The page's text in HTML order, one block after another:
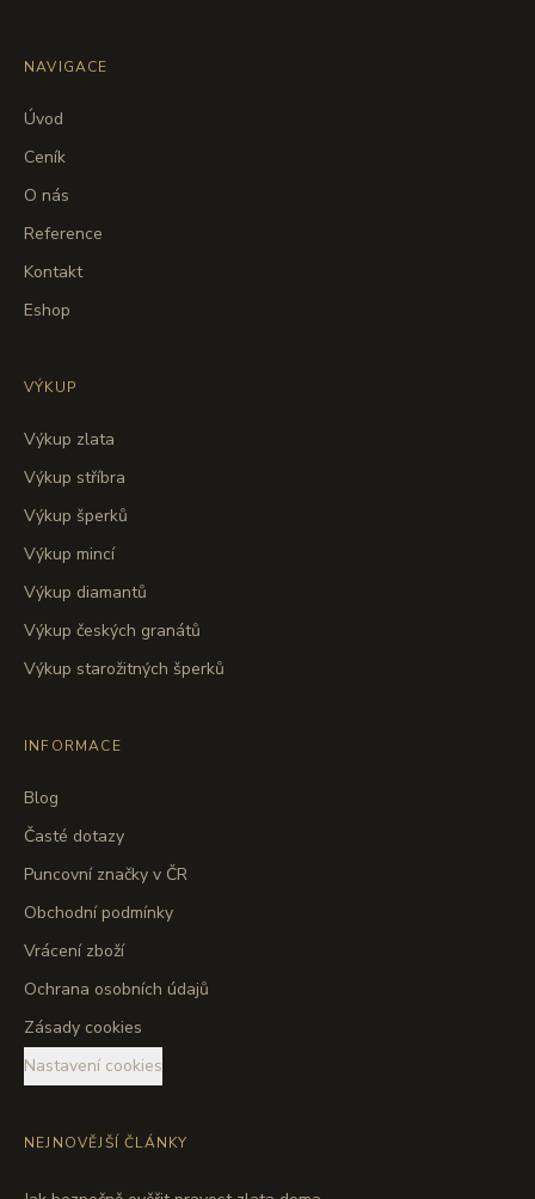
NAVIGACE
Úvod
Ceník
O nás
Reference
Kontakt
Eshop
VÝKUP
Výkup zlata
Výkup stříbra
Výkup šperků
Výkup mincí
Výkup diamantů
Výkup českých granátů
Výkup starožitných šperků
INFORMACE
Blog
Časté dotazy
Puncovní značky v ČR
Obchodní podmínky
Vrácení zboží
Ochrana osobních údajů
Zásady cookies
Nastavení cookies
NEJNOVĚJŠÍ ČLÁNKY